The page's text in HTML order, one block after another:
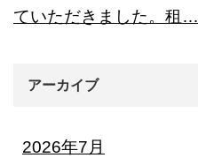
ていただきました。租…
アーカイブ
2026年7月